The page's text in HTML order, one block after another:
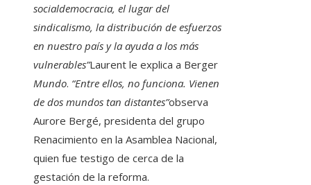
socialdemocracia, el lugar del
sindicalismo, la distribución de esfuerzos
en nuestro país y la ayuda a los más
vulnerables”Laurent le explica a Berger
Mundo. “Entre ellos, no funciona. Vienen
de dos mundos tan distantes”observa
Aurore Bergé, presidenta del grupo
Renacimiento en la Asamblea Nacional,
quien fue testigo de cerca de la
gestación de la reforma.